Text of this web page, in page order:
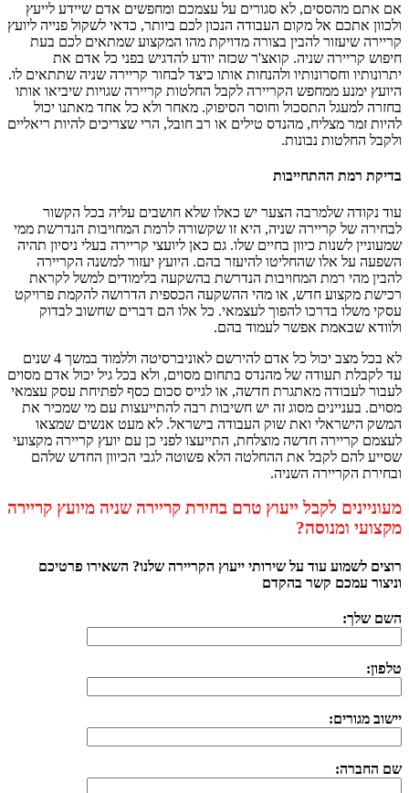
אם אתם מהססים, לא סגורים על עצמכם ומחפשים אדם שיידע לייעץ
ולכוון אתכם אל מקום העבודה הנכון לכם ביותר, כדאי לשקול פנייה ליועץ
קריירה שיעזור להבין בצורה מדויקת מהו המקצוע שמתאים לכם בעת
חיפוש קריירה שניה. קואצ'ר שכזה יודע להדגיש בפני כל אדם את
יתרונותיו וחסרונותיו ולהנחות אותו כיצד לבחור קריירה שניה שתתאים לו.
היועץ ימנע ממחפש הקריירה לקבל החלטות קריירה שגויות שיביאו אותו
בחזרה למעגל התסכול וחוסר הסיפוק. מאחר ולא כל אחד מאתנו יכול
להיות זמר מצליח, מהנדס טילים או רב חובל, הרי שצריכים להיות ריאליים
ולקבל החלטות נבונות.
בדיקת רמת ההתחייבות
עוד נקודה שלמרבה הצער יש כאלו שלא חושבים עליה בכל הקשור
לבחירה של קריירה שניה, היא זו שקשורה לרמת המחויבות הנדרשת ממי
שמעוניין לשנות כיוון בחיים שלו. גם כאן ליועצי קריירה בעלי ניסיון תהיה
השפעה על אלו שהחליטו להיעזר בהם. היועץ יעזור למשנה הקריירה
להבין מהי רמת המחויבות הנדרשת בהשקעה בלימודים למשל לקראת
רכישת מקצוע חדש, או מהי ההשקעה הכספית הדרושה להקמת פרויקט
עסקי משלו בדרכו להפוך לעצמאי. כל אלו הם דברים שחשוב לבדוק
ולוודא שבאמת אפשר לעמוד בהם.
לא בכל מצב יכול כל אדם להירשם לאוניברסיטה וללמוד במשך 4 שנים
עד לקבלת תעודה של מהנדס בתחום מסוים, ולא בכל גיל יכול אדם מסוים
לעבור לעבודה מאתגרת חדשה, או לגייס סכום כסף לפתיחת עסק עצמאי
מסוים. בעניינים מסוג זה יש חשיבות רבה להתייעצות עם מי שמכיר את
המשק הישראלי ואת שוק העבודה בישראל. לא מעט אנשים שמצאו
לעצמם קריירה חדשה מוצלחת, התייעצו לפני כן עם יועץ קריירה מקצועי
שסייע להם לקבל את ההחלטה הלא פשוטה לגבי הכיוון החדש שלהם
ובחירת הקריירה השניה.
מעוניינים לקבל ייעוץ טרם בחירת קריירה שניה מיועץ קריירה
מקצועי ומנוסה?
רוצים לשמוע עוד על שירותי ייעוץ הקריירה שלנו? השאירו פרטיכם
וניצור עמכם קשר בהקדם
השם שלך:
טלפון:
יישוב מגורים:
שם החברה: